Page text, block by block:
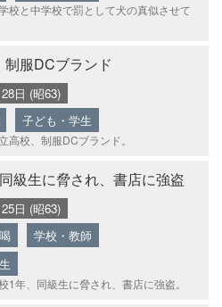
校と中学校で罰として犬の真似させて
服DCブランド
日 (昭63)
子ども・学生
高校、制服DCブランド。
級生に脅され、書店に強盗
日 (昭63)
学校・教師
1年、同級生に脅され、書店に強盗。